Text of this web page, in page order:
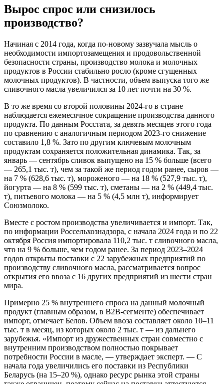
Вырос спрос или снизилось
производство?
Начиная с 2014 года, когда по-новому зазвучала мысль о
необходимости импортозамещения и продовольственной
безопасности страны, производство молока и молочных
продуктов в России стабильно росло (кроме сгущенных
молочных продуктов). В частности, объем выпуска того же
сливочного масла увеличился за 10 лет почти на 30 %.
В то же время со второй половины 2024-го в стране
наблюдается ежемесячное сокращение производства данного
продукта. По данным Росстата, за девять месяцев этого года
по сравнению с аналогичным периодом 2023-го снижение
составило 1,8 %. Зато по другим ключевым молочным
продуктам сохраняется положительная динамика. Так, за
январь — сентябрь сливок выпущено на 15 % больше (всего
— 265,1 тыс. т), чем за такой же период годом ранее, сыров —
на 7 % (628,6 тыс. т), мороженого — на 18 % (527,9 тыс. т),
йогурта — на 8 % (599 тыс. т), сметаны — на 2 % (449,4 тыс.
т), питьевого молока — на 5 % (4,5 млн т), информирует
Союзмолоко.
Вместе с ростом производства увеличивается и импорт. Так,
по информации Россельхознадзора, с начала 2024 года и по 22
октября Россия импортировала 110,2 тыс. т сливочного масла,
что на 9 % больше, чем годом ранее. За период 2023–2024
годов открыты поставки с 22 зарубежных предприятий по
производству сливочного масла, рассматривается вопрос
открытия его ввоза с 16 других предприятий из шести стран
мира.
Примерно 25 % внутреннего спроса на данный молочный
продукт (главным образом, в B2B-сегменте) обеспечивает
импорт, отмечает Белов. Объем ввоза составляет около 10–11
тыс. т в месяц, из которых около 2 тыс. т — из дальнего
зарубежья. «Импорт из дружественных стран совместно с
внутренним производством полностью покрывает
потребности России в масле, — утверждает эксперт. — С
начала года увеличились его поставки из Республики
Беларусь (на 15–20 %), однако ресурс рынка этой страны